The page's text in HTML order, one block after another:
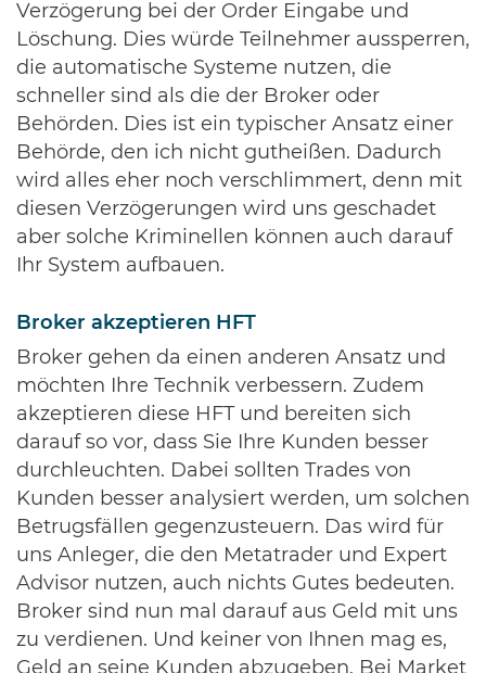
Verzögerung bei der Order Eingabe und
Löschung. Dies würde Teilnehmer aussperren,
die automatische Systeme nutzen, die
schneller sind als die der Broker oder
Behörden. Dies ist ein typischer Ansatz einer
Behörde, den ich nicht gutheißen. Dadurch
wird alles eher noch verschlimmert, denn mit
diesen Verzögerungen wird uns geschadet
aber solche Kriminellen können auch darauf
Ihr System aufbauen.
Broker akzeptieren HFT
Broker gehen da einen anderen Ansatz und
möchten Ihre Technik verbessern. Zudem
akzeptieren diese HFT und bereiten sich
darauf so vor, dass Sie Ihre Kunden besser
durchleuchten. Dabei sollten Trades von
Kunden besser analysiert werden, um solchen
Betrugsfällen gegenzusteuern. Das wird für
uns Anleger, die den Metatrader und Expert
Advisor nutzen, auch nichts Gutes bedeuten.
Broker sind nun mal darauf aus Geld mit uns
zu verdienen. Und keiner von Ihnen mag es,
Geld an seine Kunden abzugeben. Bei Market